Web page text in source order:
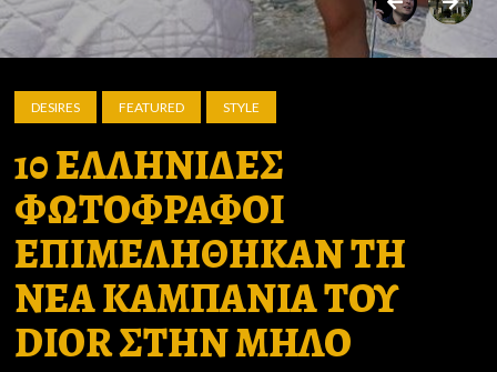
DESIRES FEATURED STYLE
10 ΕΛΛΗΝΙΔΕΣ
ΦΩΤΟΦΡΑΦΟΙ
ΕΠΙΜΕΛΗΘΗΚΑΝ ΤΗ
ΝΕΑ ΚΑΜΠΑΝΙΑ ΤΟΥ
DIOR ΣΤΗΝ ΜΗΛΟ